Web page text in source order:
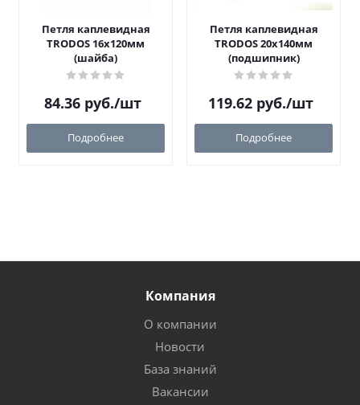
Петля каплевидная
TRODOS 16х120мм
(шайба)
84.36 руб./шт
Подробнее
Петля каплевидная
TRODOS 20х140мм
(подшипник)
119.62 руб./шт
Подробнее
Компания
О компании
Новости
База знаний
Вакансии